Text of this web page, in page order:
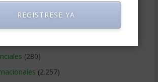
(280)
(2.257)
REGISTRESE YA